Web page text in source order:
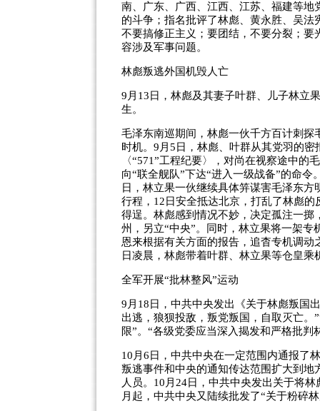
南、广东、广西、江西、江苏、福建等
的斗争；指名批评了林彪、黄永胜、吴
不要搞修正主义；要团结，不要分裂；
容涉及军事问题。
林彪叛逃外国机毁人亡
9月13日，林彪及其妻子叶群、儿子林立
生。
毛泽东南巡期间，林彪一伙千方百计刺
时机。9月5日，林彪、叶群从其党羽的
〈“571”工程纪要〉，对尚在视察途中
向“联全舰队”下达“进入一级战备”的命
日，林立果一伙继续具体笄谋害毛泽东
行程，12日安全抵达北京，打乱了林彪
得逞。林彪感到情况不妙，决定孤注一
州，另立“中央”。同时，林立果将一架
恩来根据有关方面的报告，追杳专机调
日凌晨，林彪带着叶群、林立果等仓皇
全军开展“批林整风”运动
9月18日，中共中央发出《关于林彪叛国
出逃，狼狈投敌，叛党叛国，自取灭亡
限”。“各级党委应当深入揭发和严格批判
10月6日，中共中央在一定范围内通报了
叛逃事件和中央的通知传达范围扩大到
人员。10月24日，中共中央发出关于将
月起，中共中央又陆续批发了“关于粉碎